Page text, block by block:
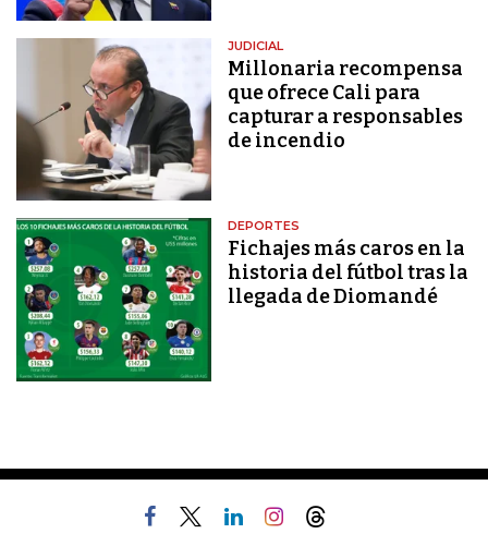
JUDICIAL
Millonaria recompensa
que ofrece Cali para
capturar a responsables
de incendio
DEPORTES
Fichajes más caros en la
historia del fútbol tras la
llegada de Diomandé